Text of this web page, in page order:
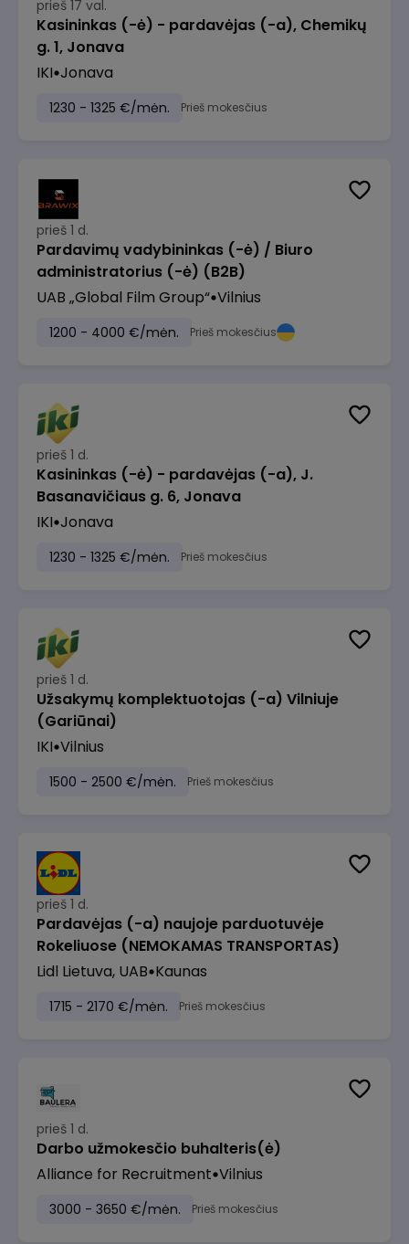
prieš 17 val.
Kasininkas (-ė) - pardavėjas (-a), Chemikų
g. 1, Jonava
IKI Jonava
1230 - 1325 €/mėn. Prieš mokesčius
prieš 1 d.
Pardavimų vadybininkas (-ė) / Biuro
administratorius (-ė) (B2B)
UAB „Global Film Group“ Vilnius
1200 - 4000 €/mėn. Prieš mokesčius
prieš 1 d.
Kasininkas (-ė) - pardavėjas (-a), J.
Basanavičiaus g. 6, Jonava
IKI Jonava
1230 - 1325 €/mėn. Prieš mokesčius
prieš 1 d.
Užsakymų komplektuotojas (-a) Vilniuje
(Gariūnai)
IKI Vilnius
1500 - 2500 €/mėn. Prieš mokesčius
prieš 1 d.
Pardavėjas (-a) naujoje parduotuvėje
Rokeliuose (NEMOKAMAS TRANSPORTAS)
Lidl Lietuva, UAB Kaunas
1715 - 2170 €/mėn. Prieš mokesčius
prieš 1 d.
Darbo užmokesčio buhalteris(ė)
Alliance for Recruitment Vilnius
3000 - 3650 €/mėn. Prieš mokesčius